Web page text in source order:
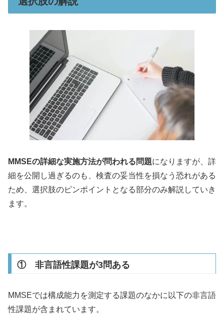
MMSEの詳細な実施方法が問われる問題になりますが、詳
細を公開し過ぎるのも、検査の妥当性を損なう恐れがある
ため、選択肢のピンポイントとなる部分のみ解説していき
ます。
① 非言語性課題が3問ある
MMSEでは構成能力を測定する課題のなかに以下の非言語
性課題が含まれています。